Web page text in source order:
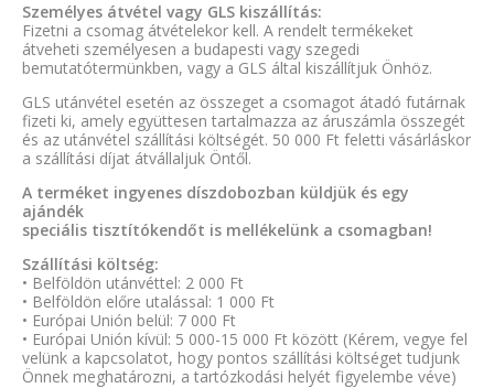
Személyes átvétel vagy GLS kiszállítás:
Fizetni a csomag átvételekor kell. A rendelt termékeket
átveheti személyesen a budapesti vagy szegedi
bemutatótermünkben, vagy a GLS által kiszállítjuk Önhöz.
GLS utánvétel esetén az összeget a csomagot átadó futárnak
fizeti ki, amely együttesen tartalmazza az áruszámla összegét
és az utánvétel szállítási költségét. 50 000 Ft feletti vásárláskor
a szállítási díjat átvállaljuk Öntől.
A terméket ingyenes díszdobozban küldjük és egy
ajándék
speciális tisztítókendőt is mellékelünk a csomagban!
Szállítási költség:
• Belföldön utánvéttel: 2 000 Ft
• Belföldön előre utalással: 1 000 Ft
• Európai Unión belül: 7 000 Ft
• Európai Unión kívül: 5 000-15 000 Ft között (Kérem, vegye fel
velünk a kapcsolatot, hogy pontos szállítási költséget tudjunk
Önnek meghatározni, a tartózkodási helyét figyelembe véve)